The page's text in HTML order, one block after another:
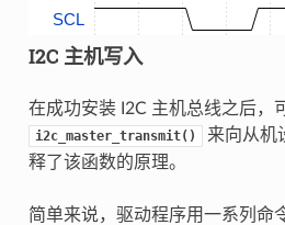
SCL
I2C 主机写入
在成功安装 I2C 主机总线之后，
i2c_master_transmit()
来向从机
释了该函数的原理。
简单来说，驱动程序用一系列命